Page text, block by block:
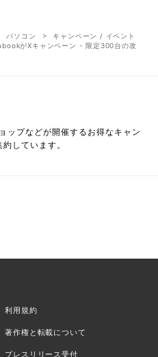
パソコン
キャンペーン / イベント
がXキャンペーン - 限定300台の攻
ップなどが開催するお得なキャン
しています。
利用規約
著作権と転載について
プレスリリース受付